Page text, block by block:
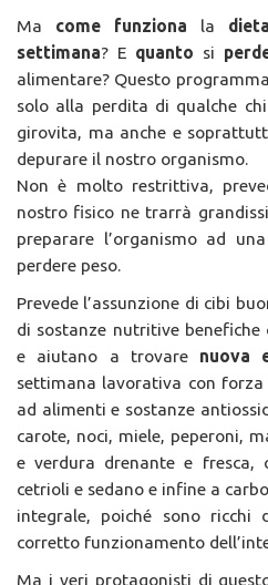
Ma come funziona la
settimana? E quanto si
alimentare? Questo
solo alla perdita di qualche
girovita, ma anche e
depurare il nostro organismo.
Non è molto restrittiva,
nostro fisico ne trarrà
preparare l’organismo ad
perdere peso.
Prevede l’assunzione di cibi
di sostanze nutritive
e aiutano a trovare nuova
settimana lavorativa con forza
ad alimenti e sostanze
carote, noci, miele, peperoni,
e verdura drenante e fresca,
cetrioli e sedano e infine a
integrale, poiché sono
corretto funzionamento
Ma i veri protagonisti di